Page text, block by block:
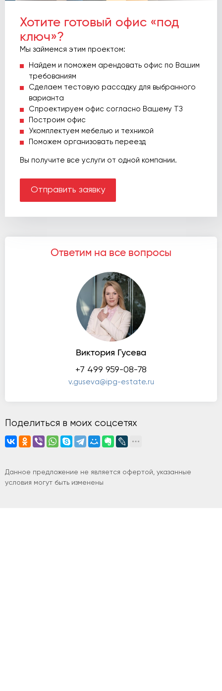
Хотите готовый офис «под
ключ»?
Мы займемся этим проектом:
Найдем и поможем арендовать офис по Вашим
требованиям
Сделаем тестовую рассадку для выбранного
варианта
Спроектируем офис согласно Вашему ТЗ
Построим офис
Укомплектуем мебелью и техникой
Поможем организовать переезд
Вы получите все услуги от одной компании.
Отправить заявку
Ответим на все вопросы
Виктория Гусева
+7 499 959-08-78
v.guseva@ipg-estate.ru
Поделиться в моих соцсетях
Данное предложение не является офертой, указанные
условия могут быть изменены